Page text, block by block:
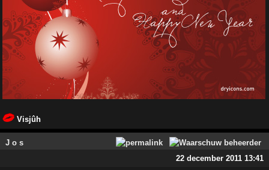
Visjûh
J o s
22 december 2011 13:41